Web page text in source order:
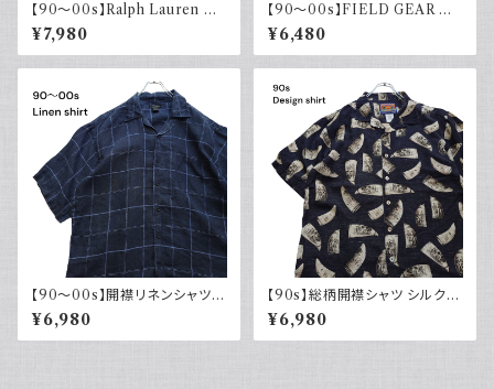
【90～00s】Ralph Lauren ラ
ルフローレン リネンシャツ 半袖
白 ホワイト ポニー刺繍 CLAS
SICFIT 古着 ボタンダウン
¥7,980
【90～00s】FIELD GEAR コッ
トンリネンシャツ ハーフボタン
ブラック 黒 ポロシャツ 半袖
¥6,480
【90～00s】開襟リネンシャツ
チェック オープンカラー 古着 ボ
ックスシルエット ネイビー フェ
ード
¥6,980
【90s】総柄開襟シャツ シルクリ
ネン オープンカラー 古着 ボッ
クスシルエット ブラック 黒 夏服
¥6,980